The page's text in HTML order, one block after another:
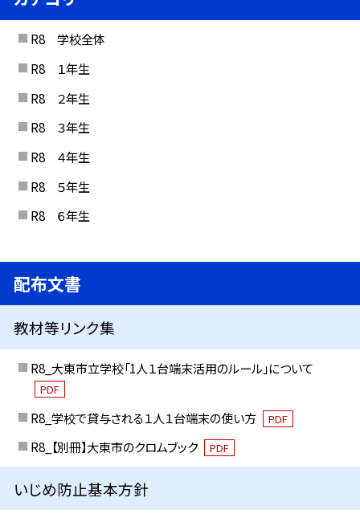
R8 学校全体
R8 １年生
R8 ２年生
R8 ３年生
R8 ４年生
R8 ５年生
R8 ６年生
配布文書
教材等リンク集
R8_大東市立学校「1人１台端末活用のルール」について
PDF
R8_学校で貸与される１人１台端末の使い方 PDF
R8_【別冊】大東市のクロムブック PDF
いじめ防止基本方針